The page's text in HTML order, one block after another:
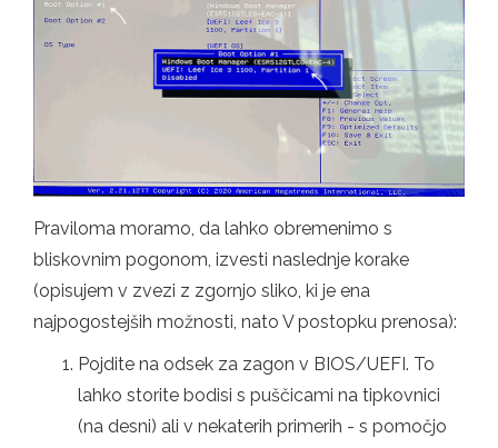
Praviloma moramo, da lahko obremenimo s
bliskovnim pogonom, izvesti naslednje korake
(opisujem v zvezi z zgornjo sliko, ki je ena
najpogostejših možnosti, nato V postopku prenosa):
Pojdite na odsek za zagon v BIOS/UEFI. To
lahko storite bodisi s puščicami na tipkovnici
(na desni) ali v nekaterih primerih - s pomočjo